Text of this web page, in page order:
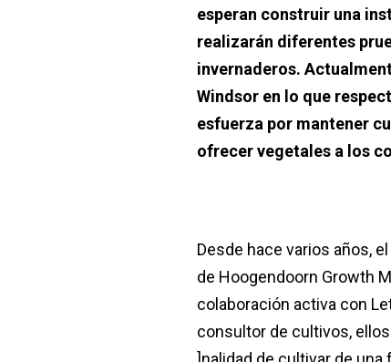
esperan construir una
realizarán diferentes
invernaderos.
Windsor en lo que
esfuerza por mantener
ofrecer vegetales a los
Desde hace varios años,
de Hoogendoorn Growth
colaboración activa con
consultor de cultivos,